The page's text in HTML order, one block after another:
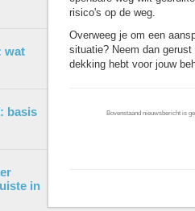
wat
basis
in
risico's op de weg.
Overweeg je om een
situatie? Neem dan
dekking hebt voor jouw
Bovenstaand nieuwsbericht is